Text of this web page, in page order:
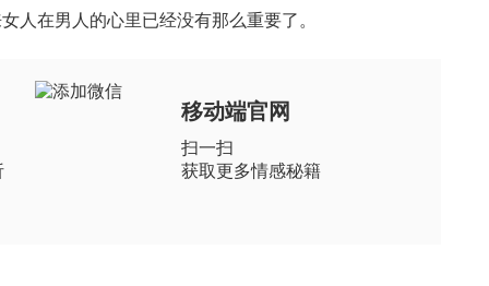
人在男人的心里已经没有那么重要了。
移动端官网
扫一扫
获取更多情感秘籍